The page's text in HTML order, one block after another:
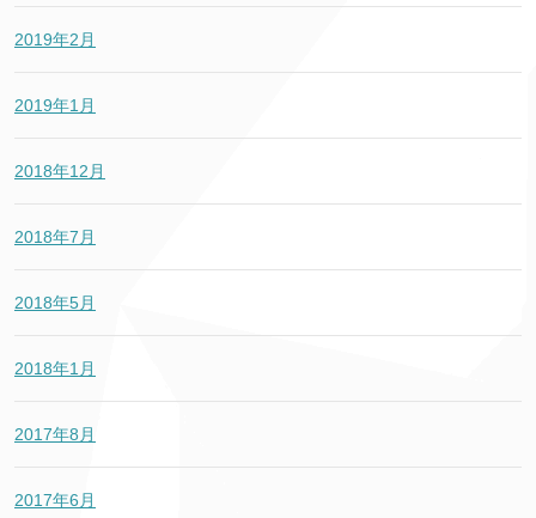
2019年2月
2019年1月
2018年12月
2018年7月
2018年5月
2018年1月
2017年8月
2017年6月